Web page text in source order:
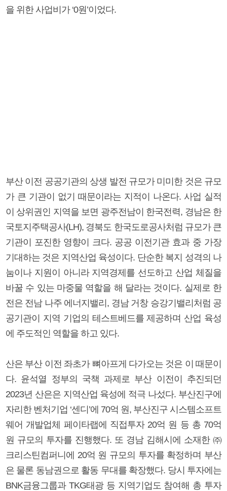
을 위한 사업비가 ‘0원’이었다.
부산 이전 공공기관의 상생 발전 규모가 미미한 것은 규모
가 큰 기관이 없기 때문이라는 지적이 나온다. 사업 실적
이 상위권인 지역을 보면 광주전남이 한국전력, 경남은 한
국토지주택공사(LH), 경북도 한국도로공사처럼 규모가 큰
기관이 포진한 영향이 크다. 공공 이전기관 효과 중 가장
기대하는 것은 지역산업 육성이다. 단순한 복지 성격의 나
눔이나 지원이 아니라 지역경제를 선도하고 산업 체질을
바꿀 수 있는 마중물 역할을 해 달라는 것이다. 실제로 한
전은 전남 나주 에너지밸리, 경남 거창 승강기밸리처럼 공
공기관이 지역 기업의 테스트베드를 제공하며 산업 육성
에 주도적인 역할을 하고 있다.
산은 부산 이전 좌초가 뼈아프게 다가오는 것은 이 때문이
다. 윤석열 정부의 국책 과제로 부산 이전이 추진되던
2023년 산은은 지역산업 육성에 적극 나섰다. 부산진구에
자리한 벤처기업 ‘센디’에 70억 원, 부산진구 시스템소프트
웨어 개발업체 페이타랩에 직접투자 20억 원 등 총 70억
원 규모의 투자를 진행했다. 또 경남 김해시에 소재한 ㈜
크리스틴컴퍼니에 20억 원 규모의 투자를 확정하며 부산
은 물론 동남권으로 활동 무대를 확장했다. 당시 투자에는
BNK금융그룹과 TKG태광 등 지역기업도 참여해 총 투자